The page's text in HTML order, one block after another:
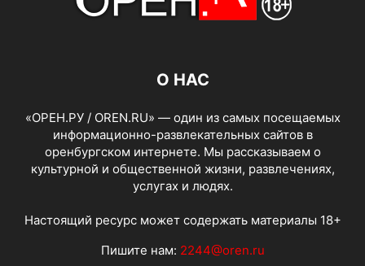
О НАС
«ОРЕН.РУ / OREN.RU» — один из самых посещаемых
информационно-развлекательных сайтов в
оренбургском интернете. Мы рассказываем о
культурной и общественной жизни, развлечениях,
услугах и людях.
Настоящий ресурс может содержать материалы 18+
Пишите нам: 2244@oren.ru